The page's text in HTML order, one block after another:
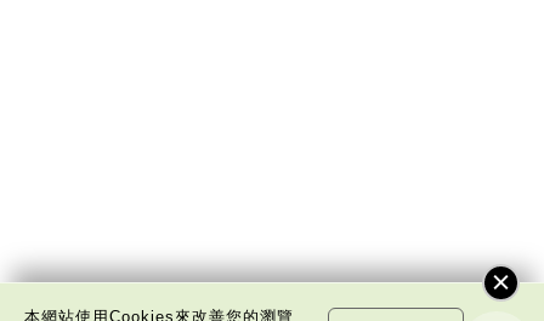
本網站使用Cookies來改善您的瀏覽